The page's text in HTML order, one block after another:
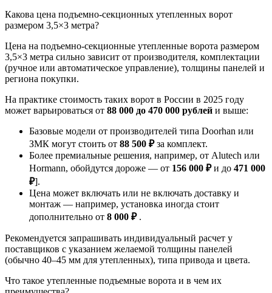
Какова цена подъемно-секционных утепленных ворот
размером 3,5×3 метра?
Цена на подъемно-секционные утепленные ворота размером
3,5×3 метра сильно зависит от производителя, комплектации
(ручное или автоматическое управление), толщины панелей и
региона покупки.
На практике стоимость таких ворот в России в 2025 году
может варьироваться от 88 000 до 470 000 рублей и выше:
Базовые модели от производителей типа Doorhan или
ЗМК могут стоить от 88 500 ₽за комплект.
Более премиальные решения, например, от Alutech или
Hormann, обойдутся дороже — от 156 000 ₽и до 471 000
₽].
Цена может включать или не включать доставку и
монтаж — например, установка иногда стоит
дополнительно от 8 000 ₽.
Рекомендуется запрашивать индивидуальный расчет у
поставщиков с указанием желаемой толщины панелей
(обычно 40–45 мм для утепленных), типа привода и цвета.
Что такое утепленные подъемные ворота и в чем их